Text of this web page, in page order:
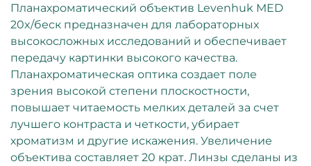
Планахроматический объектив Levenhuk MED
20x/беск предназначен для лабораторных
высокосложных исследований и обеспечивает
передачу картинки высокого качества.
Планахроматическая оптика создает поле
зрения высокой степени плоскостности,
повышает читаемость мелких деталей за счет
лучшего контраста и четкости, убирает
хроматизм и другие искажения. Увеличение
объектива составляет 20 крат. Линзы сделаны из